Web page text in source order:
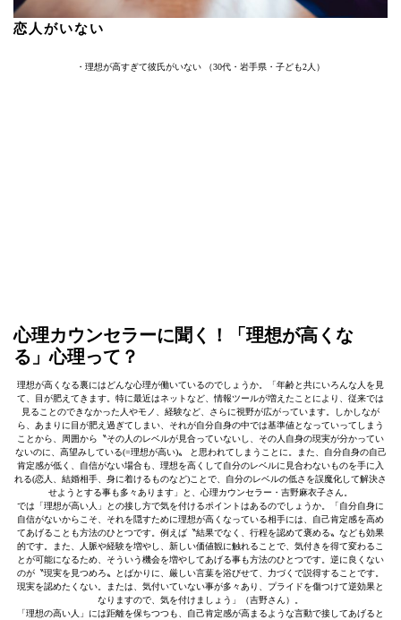
恋人がいない
・理想が高すぎて彼氏がいない （30代・岩手県・子ども2人）
心理カウンセラーに聞く！「理想が高くな
る」心理って？
理想が高くなる裏にはどんな心理が働いているのでしょうか。「年齢と共にいろんな人を見
て、目が肥えてきます。特に最近はネットなど、情報ツールが増えたことにより、従来では
見ることのできなかった人やモノ、経験など、さらに視野が広がっています。しかしなが
ら、あまりに目が肥え過ぎてしまい、それが自分自身の中では基準値となっていってしまう
ことから、周囲から〝その人のレベルが見合っていないし、その人自身の現実が分かってい
ないのに、高望みしている(=理想が高い)〟 と思われてしまうことに。また、自分自身の自己
肯定感が低く、自信がない場合も、理想を高くして自分のレベルに見合わないものを手に入
れる(恋人、結婚相手、身に着けるものなど)ことで、自分のレベルの低さを誤魔化して解決さ
せようとする事も多々あります」と、心理カウンセラー・吉野麻衣子さん。
では「理想が高い人」との接し方で気を付けるポイントはあるのでしょうか。「自分自身に
自信がないからこそ、それを隠すために理想が高くなっている相手には、自己肯定感を高め
てあげることも方法のひとつです。例えば〝結果でなく、行程を認めて褒める〟なども効果
的です。また、人脈や経験を増やし、新しい価値観に触れることで、気付きを得て変わるこ
とが可能になるため、そういう機会を増やしてあげる事も方法のひとつです。逆に良くない
のが〝現実を見つめろ〟とばかりに、厳しい言葉を浴びせて、力づくで説得することです。
現実を認めたくない。または、気付いていない事が多々あり、プライドを傷つけて逆効果と
なりますので、気を付けましょう」（吉野さん）。
「理想の高い人」には距離を保ちつつも、自己肯定感が高まるような言動で接してあげると